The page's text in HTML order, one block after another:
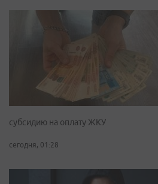
субсидию на оплату ЖКУ
сегодня, 01:28